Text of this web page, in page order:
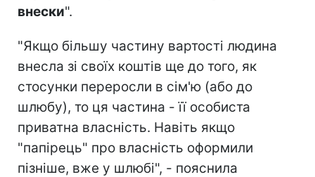
внески".
"Якщо більшу частину вартості людина
внесла зі своїх коштів ще до того, як
стосунки переросли в сім'ю (або до
шлюбу), то ця частина - її особиста
приватна власність. Навіть якщо
"папірець" про власність оформили
пізніше, вже у шлюбі", - пояснила